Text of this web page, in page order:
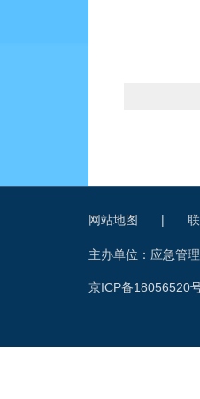
网站地图 |
主办单位：应急管
京ICP备18056520